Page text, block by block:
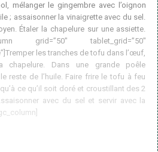
mélanger le gingembre avec l’oignon
; assaisonner la vinaigrette avec du sel.
Étaler la chapelure sur une assiette.
grid=”50″ tablet_grid=”50″
les tranches de tofu dans l’œuf,
Dans une grande poêle
reste de l’huile. Faire frire le tofu à feu
ce qu’il soit doré et croustillant des 2
avec du sel et servir avec la